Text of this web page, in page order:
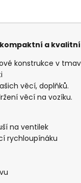
a
konstrukce v
věcí, doplňků.
věcí na vozíku.
na ventilek
rychloupínáku